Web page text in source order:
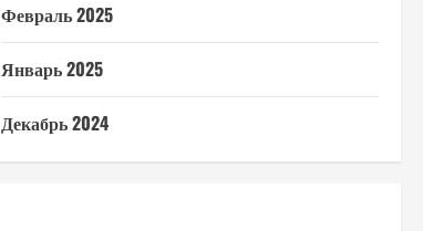
Февраль 2025
Январь 2025
Декабрь 2024